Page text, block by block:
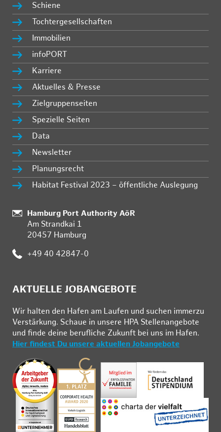
Schiene
Tochtergesellschaften
Immobilien
infoPORT
Karriere
Aktuelles & Presse
Zielgruppenseiten
Spezielle Seiten
Data
Newsletter
Planungsrecht
Habitat Festival 2023 – öffentliche Auslegung
:
Hamburg Port Authority AöR
Am Strandkai 1
20457 Hamburg
: +49 40 42847-0
AKTUELLE JOBANGEBOTE
Wir hal­ten den Ha­fen am Lau­fen und su­chen im­mer­zu
Ver­stär­kung. Schau­e in un­se­re HPA Stel­len­an­ge­bo­te
und fin­de deine be­ruf­li­che Zu­kunft bei uns im Ha­fen.
Hier findest Du unsere aktuellen Jobangebote